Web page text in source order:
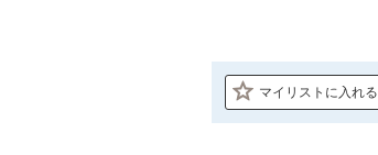
マイリストに入れる